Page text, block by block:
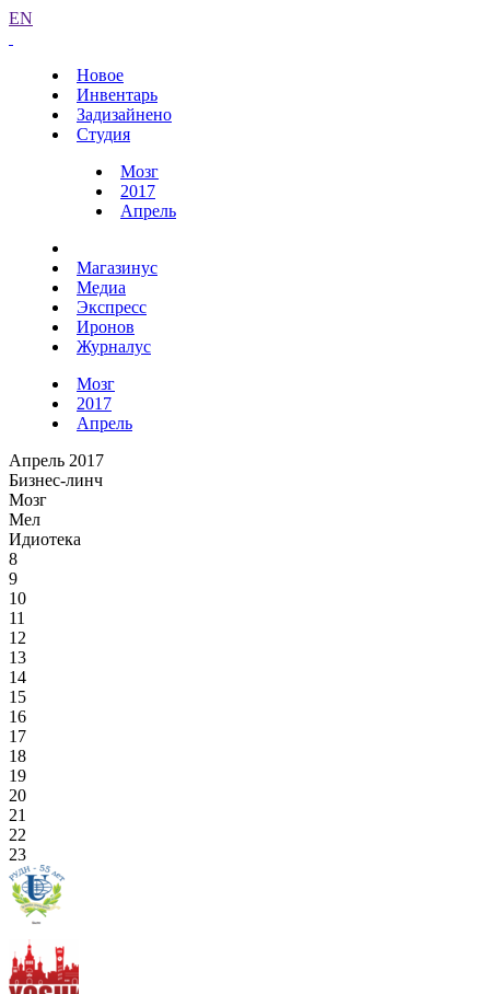
EN
Новое
Инвентарь
Задизайнено
Студия
Мозг
2017
Апрель
Магазинус
Медиа
Экспресс
Иронов
Журналус
Мозг
2017
Апрель
Апрель 2017
Бизнес-линч
Мозг
Мел
Идиотека
8
9
10
11
12
13
14
15
16
17
18
19
20
21
22
23